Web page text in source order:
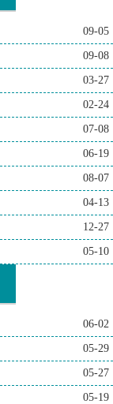
09-05
09-08
03-27
02-24
07-08
06-19
08-07
04-13
12-27
05-10
06-02
05-29
05-27
05-19